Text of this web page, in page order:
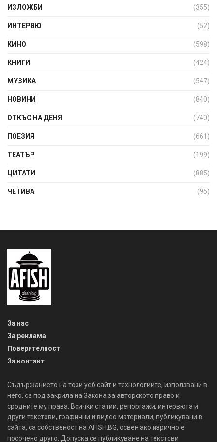
ИЗЛОЖБИ (355)
ИНТЕРВЮ (52)
КИНО (598)
КНИГИ (424)
МУЗИКА (547)
НОВИНИ (840)
ОТКЪС НА ДЕНЯ (740)
ПОЕЗИЯ (661)
ТЕАТЪР (199)
ЦИТАТИ (885)
ЧЕТИВА (95)
За нас
За реклама
Поверителност
За контакт
Съдържанието на този уеб сайт и технологиите, използвани в
него, са под закрила на Закона за авторското право и
сродните му права. Всички статии, репортажи, интервюта и
други текстови, графични и видео материали, публикувани в
сайта, са собственост на AFISH.BG, освен ако изрично е
посочено друго. Допуска се публикуване на текстови